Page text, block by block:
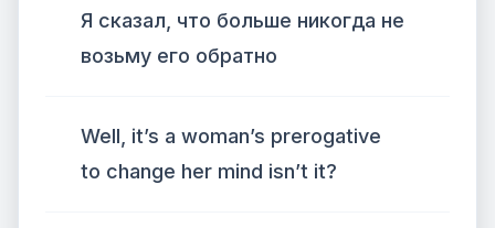
Я сказал, что больше никогда не
возьму его обратно
Well, it’s a woman’s prerogative
to change her mind isn’t it?